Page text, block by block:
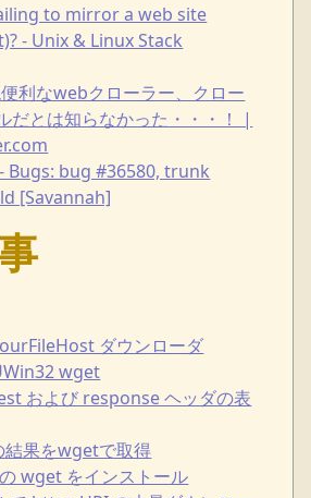
to mirror a web site
- Unix & Linux Stack
利なwebクローラー、クロー
だとは知らなかった・・・！ |
Bugs: bug #36580, trunk
[Savannah]
ダウンローダ
wget
および response ヘッダの表
果をwgetで取得
wget をインストール